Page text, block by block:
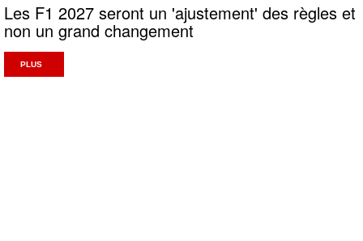
Les F1 2027 seront un 'ajustement' des règles et
non un grand changement
PLUS